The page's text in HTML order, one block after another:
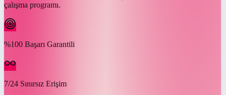
çalışma programı.
%100 Başarı Garantili
7/24 Sınırsız Erişim